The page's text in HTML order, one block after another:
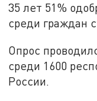
35 лет 51%
среди граждан
Опрос
среди 1600
России.